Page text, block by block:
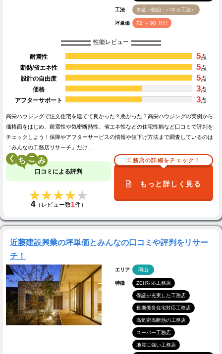
工法 木造（軸組・パネル工法）
坪単価 72 ～ 98 万円
性能レビュー
耐震性 5点
断熱/省エネ性
5点
設計の自由度
5点
価格
3点
アフターサポート
3点
高栄ハウジングで注文住宅を建てて良かった？悪かった？高栄ハウジングの実例から
価格面をはじめ、耐震性や気密断熱性、省エネ性などの住宅性能など口コミで評判を
チェックしよう！保障やアフターサービスの情報や値下げ方法まで調査しているのは
「みんなの工務店リサーチ」だけ…
く こ
口コミによる評判
★★★★★
★★★★★
4（レビュー数1件）
工務店の詳細をチェック！
もっと詳しく見る
近藤建設興業の坪単価とみんなの口コミや評判をリサー
チ！
エリア 岡山
特徴 ZEH対応工務店
保証が充実した工務店
長期優良住宅対応工務店
高気密高断熱の工務店
スーパー工務店
地震に強い工務店